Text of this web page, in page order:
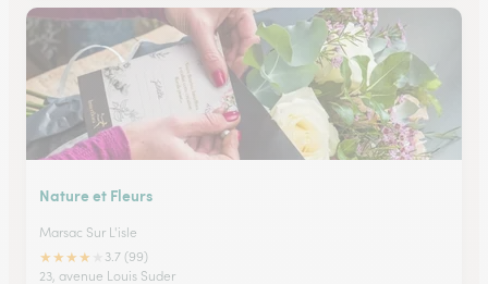
Nature et Fleurs
Marsac Sur L'isle
★★★★
3.7 (99)
23, avenue Louis Suder